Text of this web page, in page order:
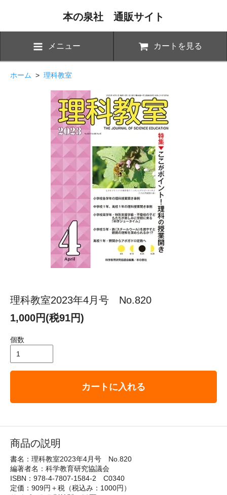
本の泉社 通販サイト
メニュー カートを見る
ホーム > 理科教室
理科教室2023年4月号 No.820
1,000円(税91円)
個数
カートに入れる
商品の説明
書名：理科教室2023年4月号 No.820
編著者名：科学教育研究協議会
ISBN：978-4-7807-1584-2 C0340
定価：909円＋税（税込み：1000円）